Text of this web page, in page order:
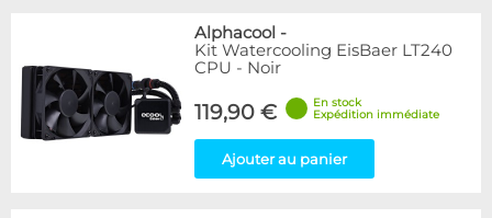
Alphacool -
Kit Watercooling EisBaer LT240
CPU - Noir
119,90 €
En stock
Expédition immédiate
Ajouter au panier